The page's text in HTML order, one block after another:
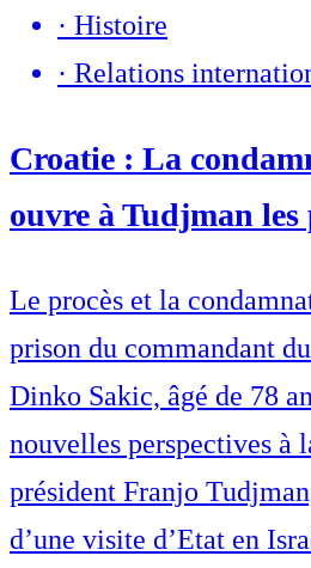
· Histoire
· Relations
Croatie : La
ouvre à Tudjman les
Le procès et la
prison du commandant
Dinko Sakic, âgé de 78
nouvelles perspectives à
président Franjo
d’une visite d’Etat en